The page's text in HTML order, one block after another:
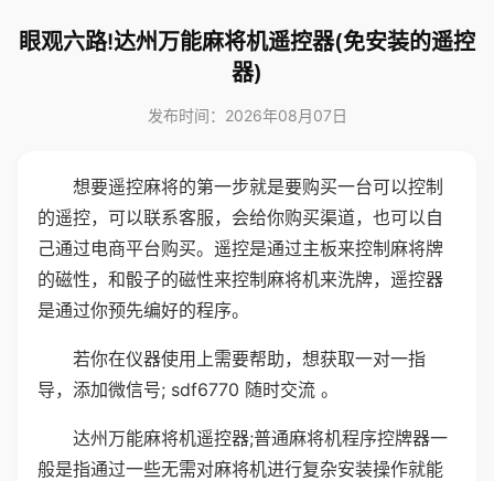
眼观六路!达州万能麻将机遥控器(免安装的遥控
器)
发布时间：2026年08月07日
想要遥控麻将的第一步就是要购买一台可以控制
的遥控，可以联系客服，会给你购买渠道，也可以自
己通过电商平台购买。遥控是通过主板来控制麻将牌
的磁性，和骰子的磁性来控制麻将机来洗牌，遥控器
是通过你预先编好的程序。
若你在仪器使用上需要帮助，想获取一对一指
导，添加微信号; sdf6770 随时交流 。
达州万能麻将机遥控器;普通麻将机程序控牌器一
般是指通过一些无需对麻将机进行复杂安装操作就能